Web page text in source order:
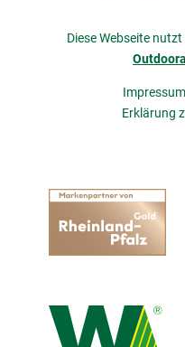
Diese Webseite
Impressum
Erklärung